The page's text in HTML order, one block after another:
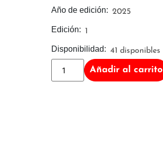
Añadir al carrito
Disponibilidad: 41 disponibles
Edición: 1
Año de edición: 2025